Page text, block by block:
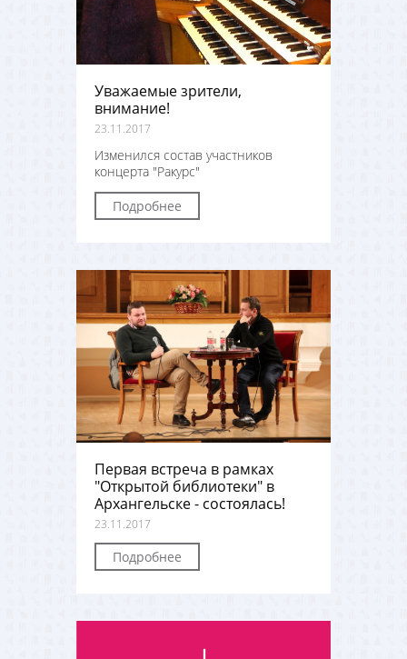
Уважаемые зрители,
внимание!
23.11.2017
Изменился состав участников
концерта "Ракурс"
Подробнее
Первая встреча в рамках
"Открытой библиотеки" в
Архангельске - состоялась!
23.11.2017
Подробнее